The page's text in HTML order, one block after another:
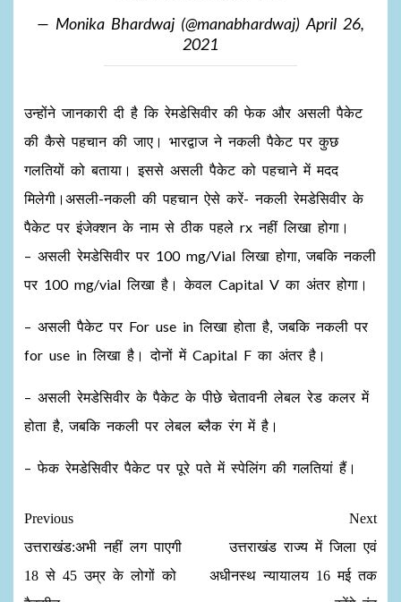
— Monika Bhardwaj (@manabhardwaj) April 26,
2021
उन्होंने जानकारी दी है कि रेमडेसिवीर की फेक और असली पैकेट
की कैसे पहचान की जाए। भारद्वाज ने नकली पैकेट पर कुछ
गलतियों को बताया। इससे असली पैकेट को पहचाने में मदद
मिलेगी।असली-नकली की पहचान ऐसे करें- नकली रेमडेसिवीर के
पैकेट पर इंजेक्शन के नाम से ठीक पहले rx नहीं लिखा होगा।
– असली रेमडेसिवीर पर 100 mg/Vial लिखा होगा, जबकि नकली
पर 100 mg/vial लिखा है। केवल Capital V का अंतर होगा।
– असली पैकेट पर For use in लिखा होता है, जबकि नकली पर
for use in लिखा है। दोनों में Capital F का अंतर है।
– असली रेमडेसिवीर के पैकेट के पीछे चेतावनी लेबल रेड कलर में
होता है, जबकि नकली पर लेबल ब्लैक रंग में है।
– फेक रेमडेसिवीर पैकेट पर पूरे पते में स्पेलिंग की गलतियां हैं।
Previous
उत्तराखंड:अभी नहीं लग पाएगी
18 से 45 उम्र के लोगों को
Next
उत्तराखंड राज्य में जिला एवं
अधीनस्थ न्यायालय 16 मई तक